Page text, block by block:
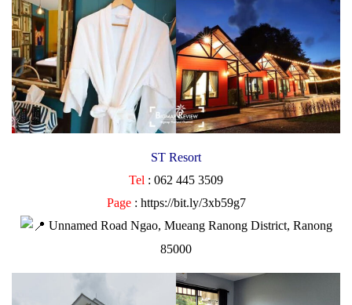
ST Resort
Tel : 062 445 3509
Page: https://bit.ly/3xb59g7
Unnamed Road Ngao, Mueang Ranong District, Ranong
85000